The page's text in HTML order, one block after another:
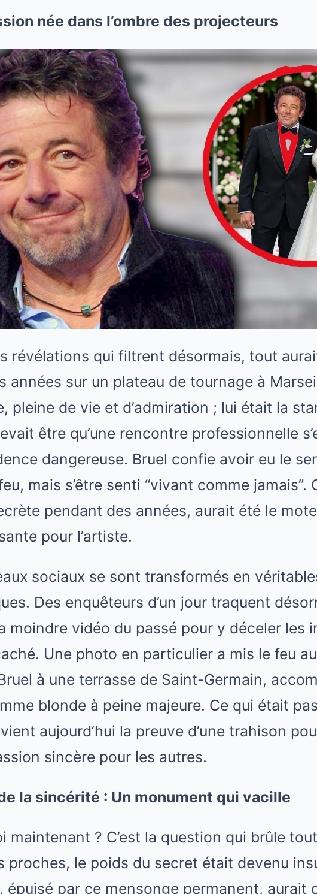
née dans l’ombre des projecteurs
révélations qui filtrent désormais, tout
années sur un plateau de tournage à
pleine de vie et d’admiration ; lui était la
être qu’une rencontre professionnelle
dangereuse. Bruel confie avoir eu le
mais s’être senti “vivant comme jamais”.
pendant des années, aurait été le
pour l’artiste.
sociaux se sont transformés en
Des enquêteurs d’un jour traquent
moindre vidéo du passé pour y déceler les
Une photo en particulier a mis le feu
à une terrasse de Saint-Germain,
blonde à peine majeure. Ce qui était
aujourd’hui la preuve d’une trahison
sincère pour les autres.
la sincérité : Un monument qui vacille
maintenant ? C’est la question qui brûle
proches, le poids du secret était devenu
épuisé par ce mensonge permanent, aurait